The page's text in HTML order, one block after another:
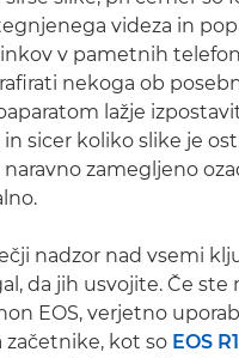
videza in
v pametnih
nekoga ob
lažje
in sicer koliko slike je
zamegljeno
nadzor nad vsemi
da jih usvojite. Če ste
EOS, verjetno
začetnike, kot so EOS